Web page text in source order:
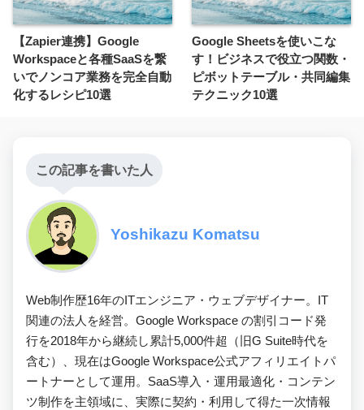
【Zapier連携】Google
Workspaceと各種SaaSを繋
いでノンコア業務を完全自動
化するレシピ10選
Google Sheetsを使いこな
す！ビジネスで役立つ関数・
ピボットテーブル・共同編集
テクニック10選
この記事を書いた人
Yoshikazu Komatsu
Web制作歴16年のITエンジニア・ウェブデザイナー。IT
関連の法人を経営。Google Workspace の割引コード発
行を2018年から継続し累計5,000件超（旧G Suite時代を
含む）、現在はGoogle Workspace公式アフィリエイトパ
ートナーとして運用。SaaS導入・運用最適化・コンテン
ツ制作を主領域に、実際に契約・利用して得た一次情報